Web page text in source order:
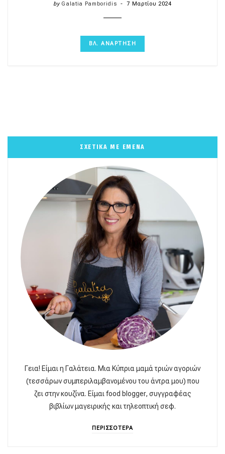
by Galatia Pamboridis 7 Μαρτίου 2024
ΒΛ. ΑΝΑΡΤΗΣΗ
ΣΧΕΤΙΚΑ ΜΕ ΕΜΕΝΑ
Γεια! Είμαι η Γαλάτεια. Μια Κύπρια μαμά τριών αγοριών
(τεσσάρων συμπεριλαμβανομένου του άντρα μου) που
ζει στην κουζίνα. Είμαι food blogger, συγγραφέας
βιβλίων μαγειρικής και τηλεοπτική σεφ.
ΠΕΡΙΣΣΟΤΕΡΑ